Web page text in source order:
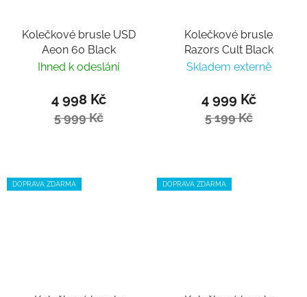
Kolečkové brusle USD
Aeon 60 Black
Ihned k odeslání
4 998 Kč
5 999 Kč
Kolečkové brusle
Razors Cult Black
Skladem externě
4 999 Kč
5 199 Kč
DOPRAVA ZDARMA DOPRAVA ZDARMA